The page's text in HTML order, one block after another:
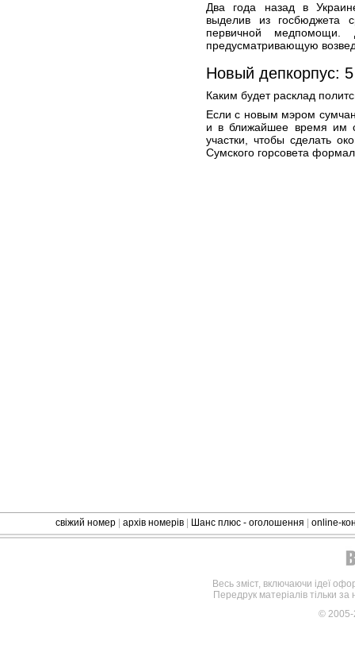
Два года назад в
выделив из госбюджета
первичной медпомощи.
предусматривающую
Новый депкорпус:
Каким будет расклад
Если с новым мэром
и в ближайшее время им
участки, чтобы сделать
Сумского горсовета
свіжий номер архів номерів Шанс плюс - оголошення online-
Весь зміст, включаючи ідеї
Передрук матеріалів тільки
©